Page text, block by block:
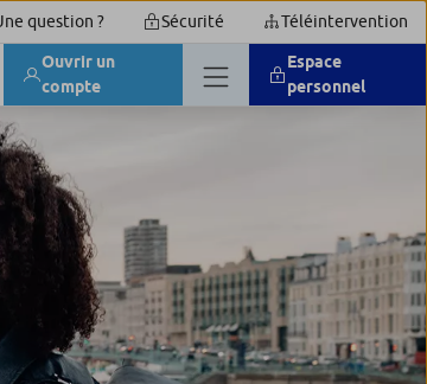
question ? Sécurité Téléintervention
Ouvrir un
compte
Espace
personnel